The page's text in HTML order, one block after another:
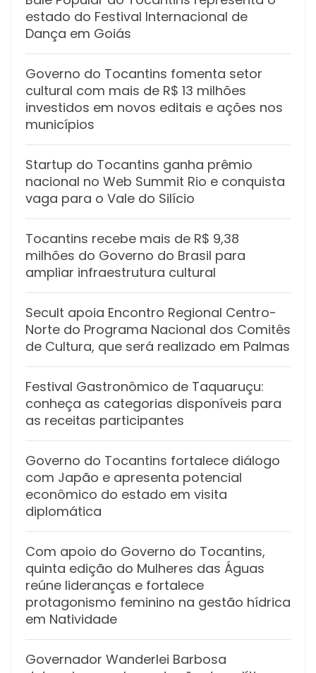
estado do Festival Internacional de
Dança em Goiás
Governo do Tocantins fomenta setor
cultural com mais de R$ 13 milhões
investidos em novos editais e ações nos
municípios
Startup do Tocantins ganha prêmio
nacional no Web Summit Rio e conquista
vaga para o Vale do Silício
Tocantins recebe mais de R$ 9,38
milhões do Governo do Brasil para
ampliar infraestrutura cultural
Secult apoia Encontro Regional Centro-
Norte do Programa Nacional dos Comitês
de Cultura, que será realizado em Palmas
Festival Gastronômico de Taquaruçu:
conheça as categorias disponíveis para
as receitas participantes
Governo do Tocantins fortalece diálogo
com Japão e apresenta potencial
econômico do estado em visita
diplomática
Com apoio do Governo do Tocantins,
quinta edição do Mulheres das Águas
reúne lideranças e fortalece
protagonismo feminino na gestão hídrica
em Natividade
Governador Wanderlei Barbosa